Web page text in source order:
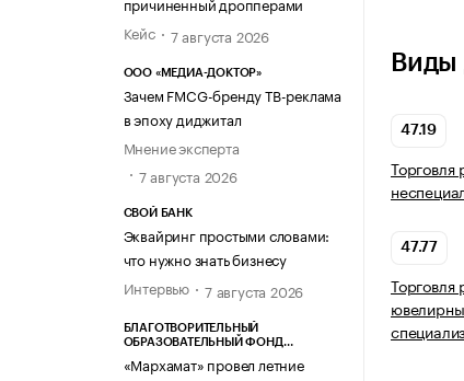
Кейс
7 августа 2026
ООО «МЕДИА-ДОКТОР»
Зачем FMCG-бренду ТВ-реклама
в эпоху диджитал
Мнение эксперта
7 августа 2026
СВОЙ БАНК
Эквайринг простыми словами:
что нужно знать бизнесу
Интервью
7 августа 2026
БЛАГОТВОРИТЕЛЬНЫЙ
ОБРАЗОВАТЕЛЬНЫЙ ФОНД
«Мархамат» провел летние
Виды
47.19
Торговля
47.77
Торговля